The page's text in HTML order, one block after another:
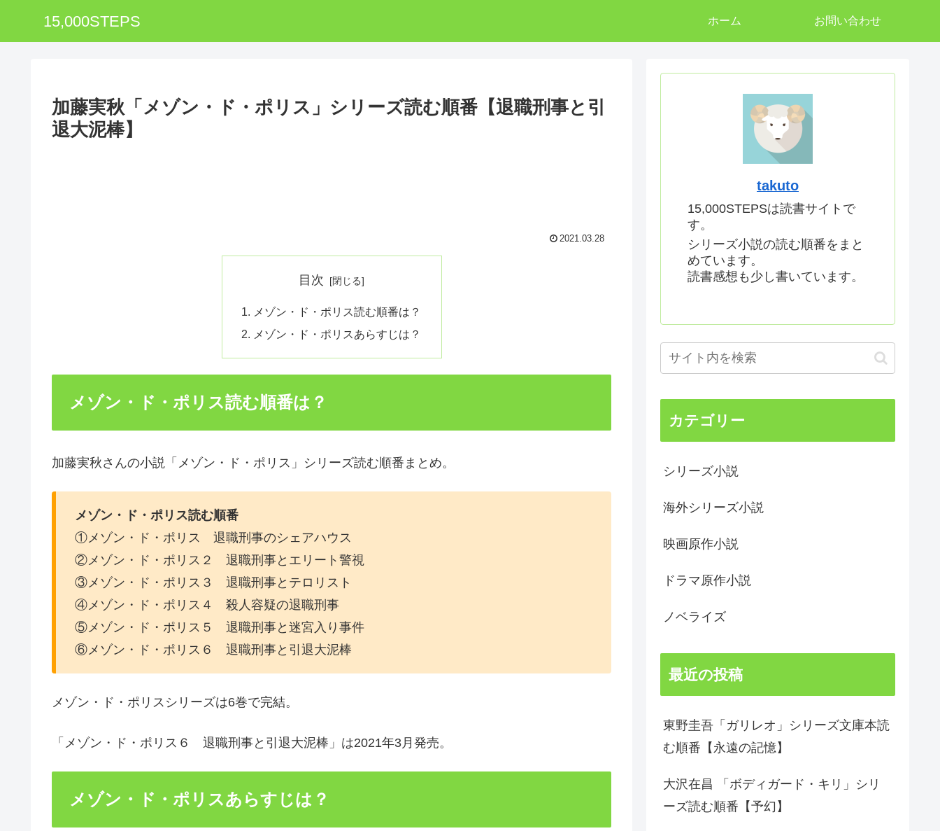
15,000STEPS ホーム お問い合わせ
加藤実秋「メゾン・ド・ポリス」シリーズ読む順番【退職刑事と引
退大泥棒】
2021.03.28
目次
メゾン・ド・ポリス読む順番は？
メゾン・ド・ポリスあらすじは？
メゾン・ド・ポリス読む順番は？
加藤実秋さんの小説「メゾン・ド・ポリス」シリーズ読む順番まとめ。
メゾン・ド・ポリス読む順番
①メゾン・ド・ポリス 退職刑事のシェアハウス
②メゾン・ド・ポリス２ 退職刑事とエリート警視
③メゾン・ド・ポリス３ 退職刑事とテロリスト
④メゾン・ド・ポリス４ 殺人容疑の退職刑事
⑤メゾン・ド・ポリス５ 退職刑事と迷宮入り事件
⑥メゾン・ド・ポリス６ 退職刑事と引退大泥棒
メゾン・ド・ポリスシリーズは6巻で完結。
「メゾン・ド・ポリス６ 退職刑事と引退大泥棒」は2021年3月発売。
メゾン・ド・ポリスあらすじは？
takuto
15,000STEPSは読書サイトで
す。
シリーズ小説の読む順番をまと
めています。
読書感想も少し書いています。
カテゴリー
シリーズ小説
海外シリーズ小説
映画原作小説
ドラマ原作小説
ノベライズ
最近の投稿
東野圭吾「ガリレオ」シリーズ文庫本読
む順番【永遠の記憶】
大沢在昌 「ボディガード・キリ」シリ
ーズ読む順番【予幻】